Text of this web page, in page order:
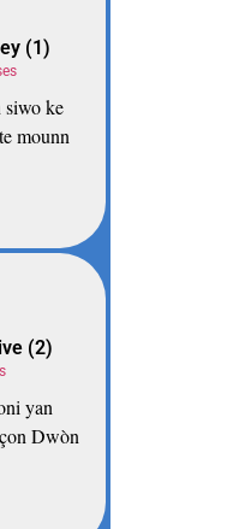
(1)
siwo ke
mounn
(2)
yan
Dwòn